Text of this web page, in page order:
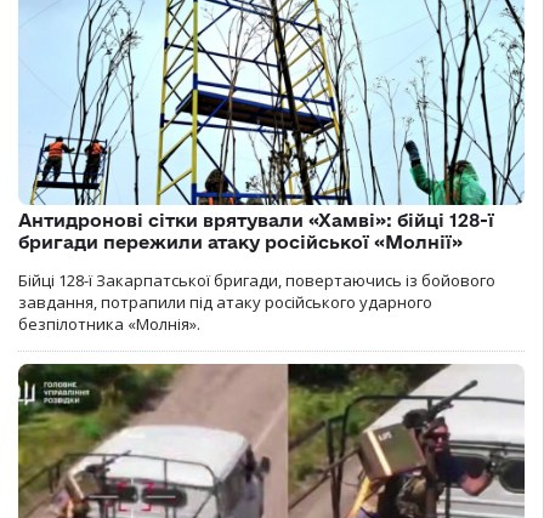
Антидронові сітки врятували «Хамві»: бійці 128-ї
бригади пережили атаку російської «Молнії»
Бійці 128-ї Закарпатської бригади, повертаючись із бойового
завдання, потрапили під атаку російського ударного
безпілотника «Молнія».